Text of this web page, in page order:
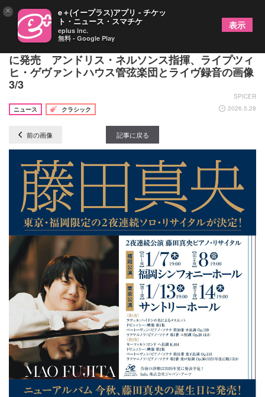
藤田真央、ラフマニノフ・アルバムを28歳の誕生日
に発売 アンドリス・ネルソンス指揮、ライプツィ
ヒ・ゲヴァントハウス管弦楽団とライヴ録音の画像
3/3
SPICER
ニュース
クラシック 2026.5.28
前の画像 記事に戻る
× e＋(イープラス)アプリ - チケッ
ト・ニュース・スマチケ
eplus inc.
無料 - Google Play
表示